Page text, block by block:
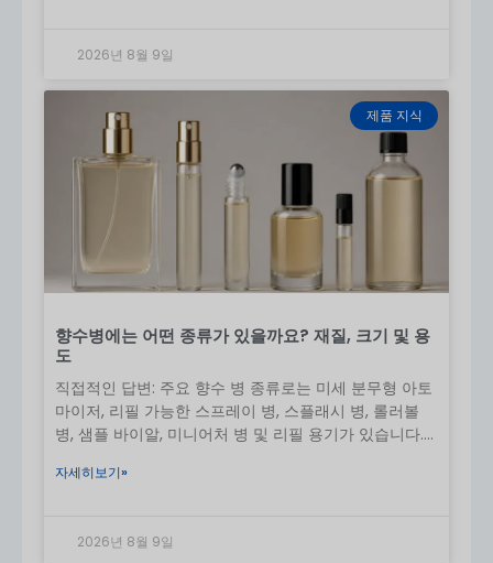
일반적인 출력입니다:
8. 사용자 지정 옵션
보이유 패키징은 완벽한 OEM/ODM 맞춤화를 지원합니
색상(스프레이 코팅, 무광택, 그라데이션)
로고(실크 스크린 인쇄, 핫 스탬핑, 라벨링)
모양 및 구조(맞춤형 몰드)
펌프 유형 및 용량
포장(박스, 세트)
9. 사용자 지정 프로세스
금형 개발(필요한 경우)
샘플 제작(1~3개)
샘플 승인
대량 생산
10. 생산 리드 타임
곰팡이 발생:
2026년 8월 9일
제품 지식
향수병에는 어떤 종류가 있을까요? 재질, 크기 및 용
도
직접적인 답변: 주요 향수 병 종류로는 미세 분무형 아토
마이저, 리필 가능한 스프레이 병, 스플래시 병, 롤러볼
병, 샘플 바이알, 미니어처 병 및 리필 용기가 있습니다.
자세히보기»
2026년 8월 9일